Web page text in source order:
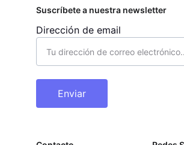
Dirección de email
Enviar
Suscríbete a nuestra newsletter